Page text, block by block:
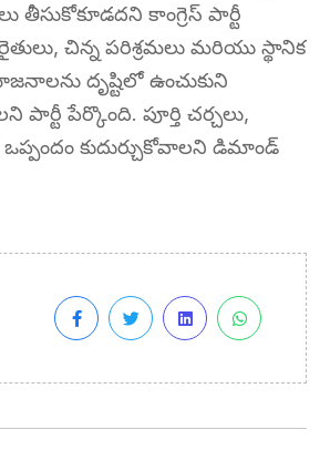
తీసుకోకూడదని కాంగ్రెస్ పార్టీ
చిన్న పరిశ్రమలు మరియు స్థానిక
దృష్టిలో ఉంచుకుని
పార్టీ పేర్కొంది. పూర్తి చర్చలు,
ఒప్పందం కుదుర్చుకోవాలని డిమాండ్